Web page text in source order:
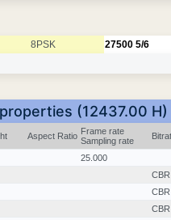
8PSK 27500 5/6
(12437.00 H)
Aspect Ratio Frame rate
Sampling rate
25.000
CBR
CBR
CBR